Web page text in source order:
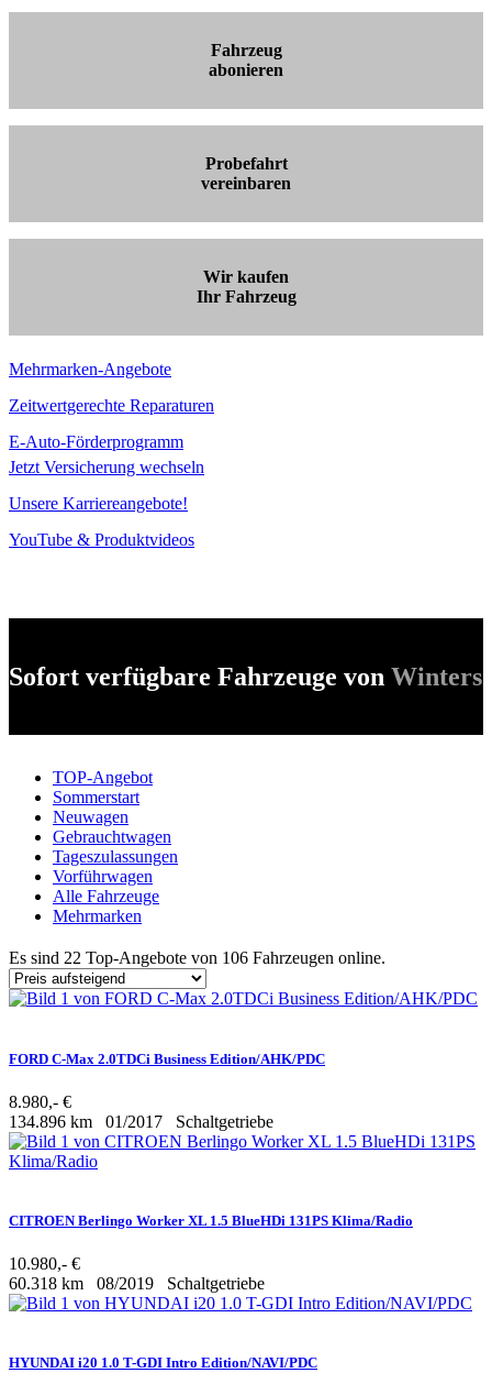
Fahrzeug
abonieren
Probefahrt
vereinbaren
Wir kaufen
Ihr Fahrzeug
Mehrmarken-Angebote
Zeitwertgerechte Reparaturen
E-Auto-Förderprogramm
Jetzt Versicherung wechseln
Unsere Karriereangebote!
YouTube & Produktvideos
Sofort verfügbare Fahrzeuge von Winters
TOP-Angebot
Sommerstart
Neuwagen
Gebrauchtwagen
Tageszulassungen
Vorführwagen
Alle Fahrzeuge
Mehrmarken
Es sind 22 Top-Angebote von 106 Fahrzeugen online.
FORD C-Max 2.0TDCi Business Edition/AHK/PDC
8.980,- €
134.896 km 01/2017 Schaltgetriebe
CITROEN Berlingo Worker XL 1.5 BlueHDi 131PS Klima/Radio
10.980,- €
60.318 km 08/2019 Schaltgetriebe
HYUNDAI i20 1.0 T-GDI Intro Edition/NAVI/PDC